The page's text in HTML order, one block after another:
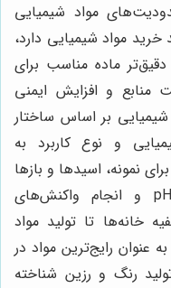
مواد شیمیایی
مواد شیمیایی دارد،
ماده مناسب برای
منابع و افزایش ایمنی
بر اساس ساختار
و نوع کاربرد به
نمونه، اسیدها و بازها
به دلیل نقش کلیدی در تنظیم pH و انجام واکنش‌های
خانه‌ها تا تولید مواد
عنوان رایج‌ترین مواد در
رنگ و رزین شناخته